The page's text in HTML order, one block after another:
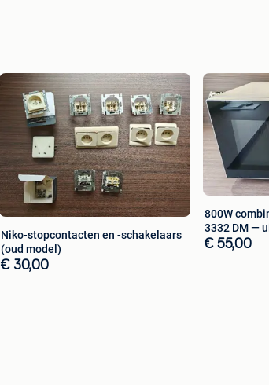
Niko-stopcontacten en -schakelaars
(oud model)
€ 30,00
800W
3332 DM —
€ 55,00